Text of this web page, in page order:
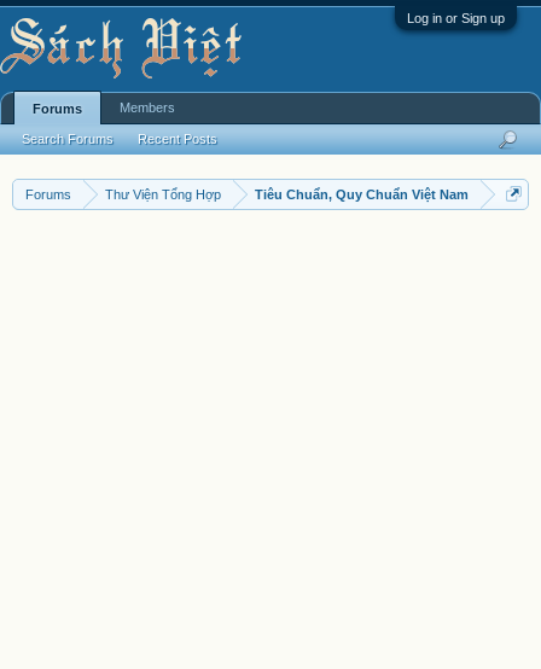
Log in or Sign up
Forums Thư Viện Tổng Hợp Tiêu Chuẩn, Quy Chuẩn Việt Nam
Forums
Search Forums Recent Posts
Members